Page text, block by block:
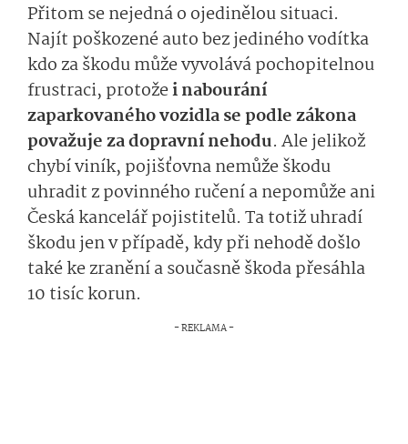
Přitom se nejedná o ojedinělou situaci.
Najít poškozenéauto bez jediného vodítka
kdo za škodu můževyvolává pochopitelnou
frustraci, protožei nabourání
zaparkovaného vozidla se podle zákona
považuje za dopravní nehodu. Aleje­likož
chybí viník, pojišťovna nemůže škodu
uhradit z povinného ručení a nepomůže ani
Česká kancelářpojis­titelů. Ta totiž uhradí
škodu jen v případě, kdy při nehodě došlo
také ke zranění a současně škoda přesáhla
10 tisíc korun.